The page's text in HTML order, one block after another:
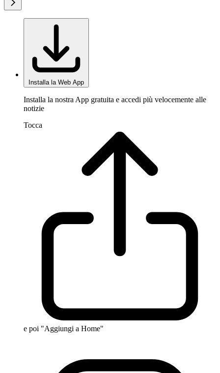
Installa la Web App
Installa la nostra App gratuita e accedi più velocemente alle
notizie
Tocca
e poi "Aggiungi a Home"